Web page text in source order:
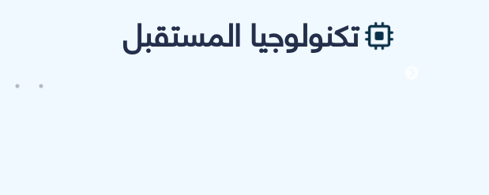
تكنولوجيا المستقبل